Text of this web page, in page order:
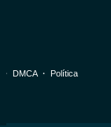
DMCA・ Política